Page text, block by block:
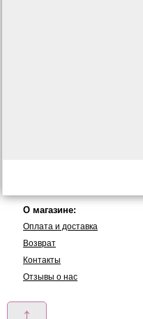
О магазине:
Оплата и доставка
Возврат
Контакты
Отзывы о нас